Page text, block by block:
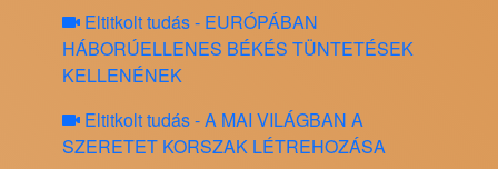
Eltitkolt tudás - EURÓPÁBAN
HÁBORÚELLENES BÉKÉS TÜNTETÉSEK
KELLENÉNEK
Eltitkolt tudás - A MAI VILÁGBAN A
SZERETET KORSZAK LÉTREHOZÁSA